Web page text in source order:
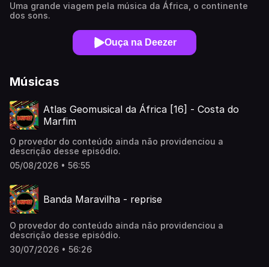
Uma grande viagem pela música da África, o continente
dos sons.
Ouça na Deezer
Músicas
Atlas Geomusical da África [16] - Costa do
Marfim
O provedor do conteúdo ainda não providenciou a
descrição desse episódio.
05/08/2026 • 56:55
Banda Maravilha - reprise
O provedor do conteúdo ainda não providenciou a
descrição desse episódio.
30/07/2026 • 56:26